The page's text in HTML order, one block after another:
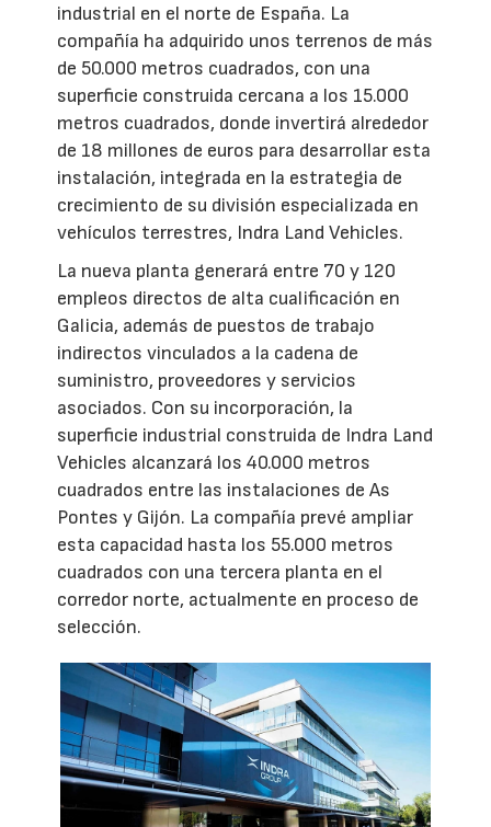
industrial en el norte de España. La
compañía ha adquirido unos terrenos de más
de 50.000 metros cuadrados, con una
superficie construida cercana a los 15.000
metros cuadrados, donde invertirá alrededor
de 18 millones de euros para desarrollar esta
instalación, integrada en la estrategia de
crecimiento de su división especializada en
vehículos terrestres, Indra Land Vehicles.
La nueva planta generará entre 70 y 120
empleos directos de alta cualificación en
Galicia, además de puestos de trabajo
indirectos vinculados a la cadena de
suministro, proveedores y servicios
asociados. Con su incorporación, la
superficie industrial construida de Indra Land
Vehicles alcanzará los 40.000 metros
cuadrados entre las instalaciones de As
Pontes y Gijón. La compañía prevé ampliar
esta capacidad hasta los 55.000 metros
cuadrados con una tercera planta en el
corredor norte, actualmente en proceso de
selección.